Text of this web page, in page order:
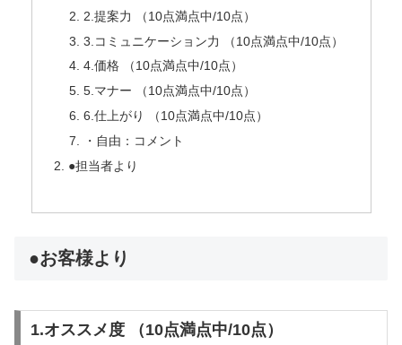
2.提案力 （10点満点中/10点）
3.コミュニケーション力 （10点満点中/10点）
4.価格 （10点満点中/10点）
5.マナー （10点満点中/10点）
6.仕上がり （10点満点中/10点）
・自由：コメント
●担当者より
●お客様より
1.オススメ度 （10点満点中/10点）